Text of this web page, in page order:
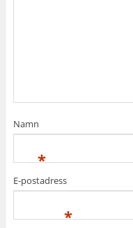
Namn
*
E-postadress
*